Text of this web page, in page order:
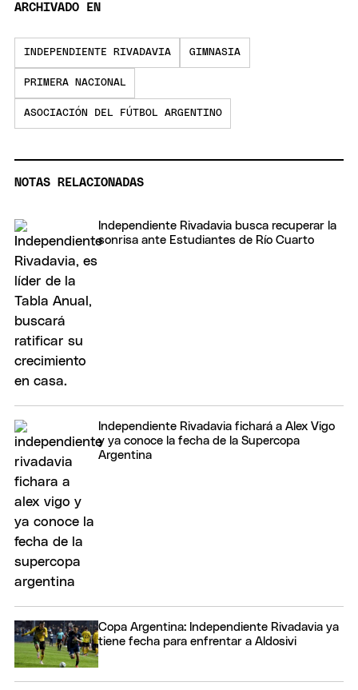
ARCHIVADO EN
INDEPENDIENTE RIVADAVIA GIMNASIA
PRIMERA NACIONAL
ASOCIACIÓN DEL FÚTBOL ARGENTINO
NOTAS RELACIONADAS
Independiente Rivadavia busca recuperar la
sonrisa ante Estudiantes de Río Cuarto
Independiente Rivadavia fichará a Alex Vigo
y ya conoce la fecha de la Supercopa
Argentina
Copa Argentina: Independiente Rivadavia ya
tiene fecha para enfrentar a Aldosivi